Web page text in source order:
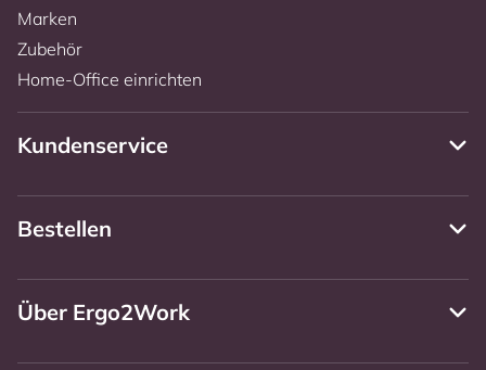
Marken
Zubehör
Home-Office einrichten
Kundenservice
Bestellen
Über Ergo2Work